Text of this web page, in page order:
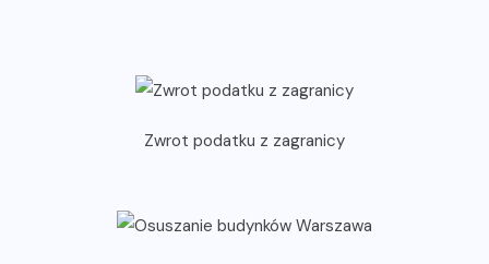
Zwrot podatku z zagranicy